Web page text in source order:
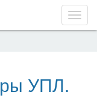
УПЛ.